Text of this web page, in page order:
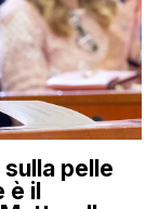
pelle
è il